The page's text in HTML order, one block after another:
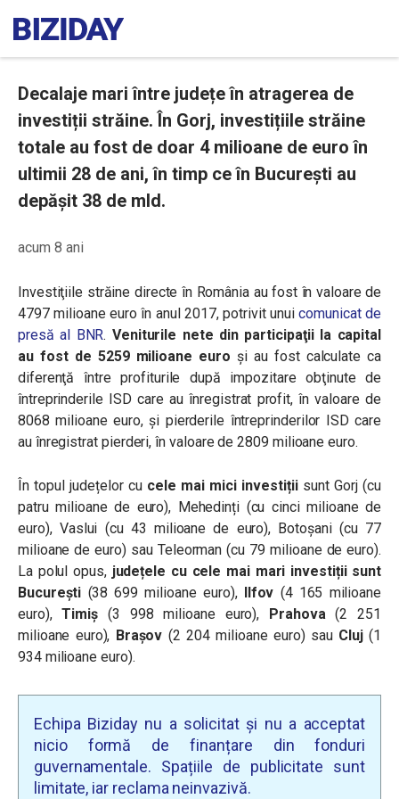
Decalaje mari între județe în atragerea de
investiții străine. În Gorj, investițiile străine
totale au fost de doar 4 milioane de euro în
ultimii 28 de ani, în timp ce în București au
depășit 38 de mld.
acum 8 ani
Investiţiile străine directe în România au fost în valoare de
4797 milioane euro în anul 2017, potrivit unuicomunicat de
presă al BNR. Veniturile nete din participaţii la capital
au fost de 5259 milioane euro şi au fost calculate ca
diferenţă între profiturile după impozitare obţinute de
întreprinderile ISD care au înregistrat profit, în valoare de
8068 milioane euro, şi pierderile întreprinderilor ISD care
au înregistrat pierderi, în valoare de 2809 milioane euro.
În topul județelor cu cele mai mici investițiisunt Gorj (cu
patru milioane de euro), Mehedinți (cu cinci milioane de
euro), Vaslui (cu 43 milioane de euro), Botoșani (cu 77
milioane de euro) sau Teleorman (cu 79 milioane de euro).
La polul opus, județele cu cele mai mari investiții sunt
București (38 699 milioane euro), Ilfov (4 165 milioane
euro),Timiș (3 998 milioane euro), Prahova(2 251
milioane euro), Brașov (2 204 milioane euro) sau Cluj(1
934 milioane euro).
Echipa Biziday nu a solicitat și nu a acceptat
nicio formă de finanțare din fonduri
guvernamentale. Spațiile de publicitate sunt
limitate, iar reclama neinvazivă.